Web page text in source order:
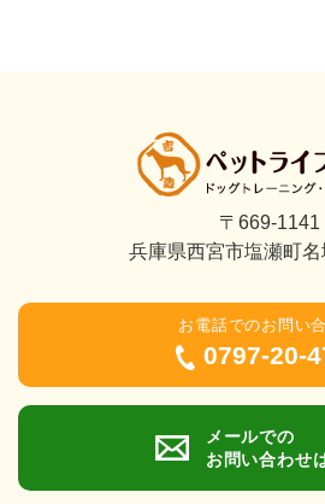
〒669-1141
兵庫県西宮市塩瀬町
お電話でのお問い
0797-20-
メールでの
お問い合わせ